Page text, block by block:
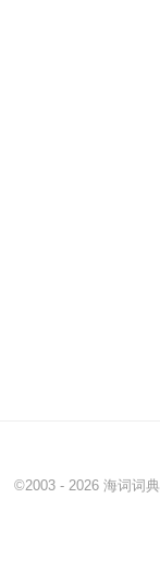
©2003 - 2026 海词词典